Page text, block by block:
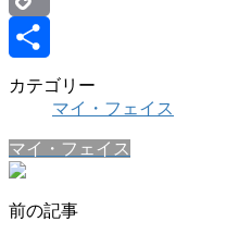
Copy
Link
共
カテゴリー
マイ・フェイス
マイ・フェイス
前の記事